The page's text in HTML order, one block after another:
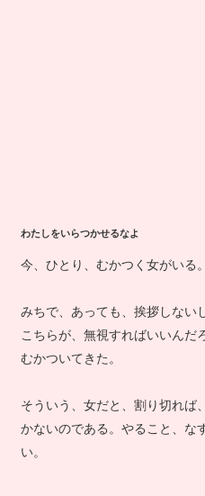
わたしをいらつかせるなよ
今、ひとり、むかつく女がいる。
みちで、あっても、挨拶しない
こちらが、無視すればいいんだ
むかついてきた。
そういう、女だと、割り切れば
かないのである。やること、な
い。